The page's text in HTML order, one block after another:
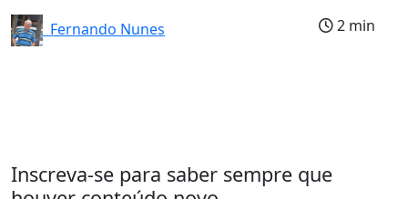
Fernando Nunes
2 min
Inscreva-se para saber sempre que